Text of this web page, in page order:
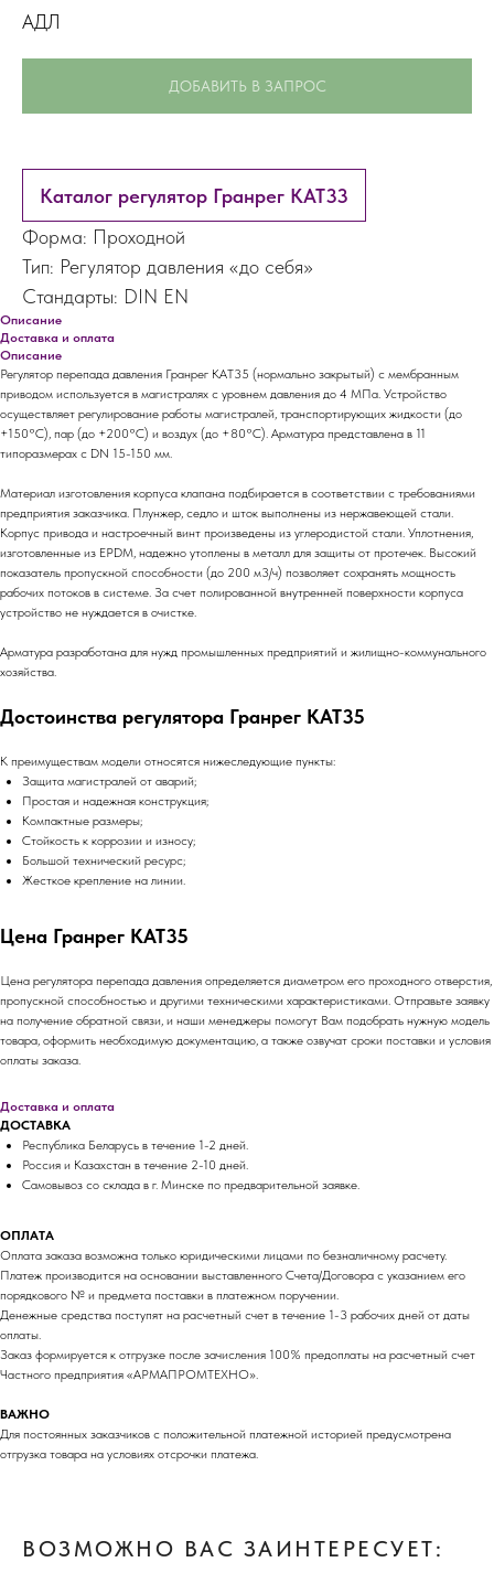
АДЛ
ДОБАВИТЬ В ЗАПРОС
Каталог регулятор Гранрег КАТ33
Форма: Проходной
Тип: Регулятор давления «до себя»
Стандарты: DIN EN
Описание
Доставка и оплата
Описание
Регулятор перепада давления Гранрег КАТ35 (нормально закрытый) с мембранным
приводом используется в магистралях с уровнем давления до 4 МПа. Устройство
осуществляет регулирование работы магистралей, транспортирующих жидкости (до
+150°C), пар (до +200°C) и воздух (до +80°C). Арматура представлена в 11
типоразмерах с DN 15-150 мм.
Материал изготовления корпуса клапана подбирается в соответствии с требованиями
предприятия заказчика. Плунжер, седло и шток выполнены из нержавеющей стали.
Корпус привода и настроечный винт произведены из углеродистой стали. Уплотнения,
изготовленные из EPDM, надежно утоплены в металл для защиты от протечек. Высокий
показатель пропускной способности (до 200 м3/ч) позволяет сохранять мощность
рабочих потоков в системе. За счет полированной внутренней поверхности корпуса
устройство не нуждается в очистке.
Арматура разработана для нужд промышленных предприятий и жилищно-коммунального
хозяйства.
Достоинства регулятора Гранрег КАТ35
К преимуществам модели относятся нижеследующие пункты:
Защита магистралей от аварий;
Простая и надежная конструкция;
Компактные размеры;
Стойкость к коррозии и износу;
Большой технический ресурс;
Жесткое крепление на линии.
Цена Гранрег КАТ35
Цена регулятора перепада давления определяется диаметром его проходного отверстия,
пропускной способностью и другими техническими характеристиками. Отправьте заявку
на получение обратной связи, и наши менеджеры помогут Вам подобрать нужную модель
товара, оформить необходимую документацию, а также озвучат сроки поставки и условия
оплаты заказа.
Доставка и оплата
ДОСТАВКА
Республика Беларусь в течение 1-2 дней.
Россия и Казахстан в течение 2-10 дней.
Самовывоз со склада в г. Минске по предварительной заявке.
ОПЛАТА
Оплата заказа возможна только юридическими лицами по безналичному расчету.
Платеж производится на основании выставленного Счета/Договора с указанием его
порядкового № и предмета поставки в платежном поручении.
Денежные средства поступят на расчетный счет в течение 1-3 рабочих дней от даты
оплаты.
Заказ формируется к отгрузке после зачисления 100% предоплаты на расчетный счет
Частного предприятия «АРМАПРОМТЕХНО».
ВАЖНО
Для постоянных заказчиков с положительной платежной историей предусмотрена
отгрузка товара на условиях отсрочки платежа.
ВОЗМОЖНО ВАС ЗАИНТЕРЕСУЕТ: